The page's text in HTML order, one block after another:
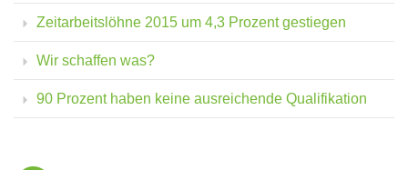
Zeitarbeitslöhne 2015 um 4,3 Prozent gestiegen
Wir schaffen was?
90 Prozent haben keine ausreichende Qualifikation